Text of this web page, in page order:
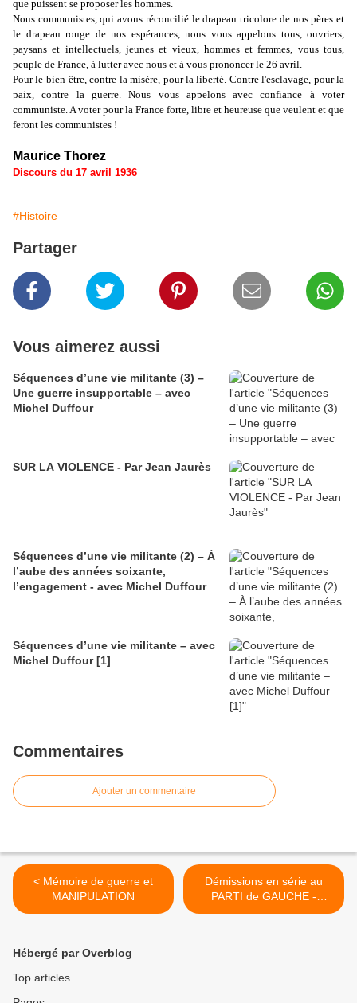
que puissent se proposer les hommes.
Nous communistes, qui avons réconcilié le drapeau tricolore de nos pères et
le drapeau rouge de nos espérances, nous vous appelons tous, ouvriers,
paysans et intellectuels, jeunes et vieux, hommes et femmes, vous tous,
peuple de France, à lutter avec nous et à vous prononcer le 26 avril.
Pour le bien-être, contre la misère, pour la liberté. Contre l'esclavage, pour la
paix, contre la guerre. Nous vous appelons avec confiance à voter
communiste. A voter pour la France forte, libre et heureuse que veulent et que
feront les communistes !
Maurice Thorez
Discours du 17 avril 1936
#Histoire
Partager
Vous aimerez aussi
Séquences d’une vie militante (3) –
Une guerre insupportable – avec
Michel Duffour
SUR LA VIOLENCE - Par Jean Jaurès
Séquences d’une vie militante (2) – À
l’aube des années soixante,
l’engagement - avec Michel Duffour
Séquences d’une vie militante – avec
Michel Duffour [1]
Commentaires
Ajouter un commentaire
< Mémoire de guerre et
MANIPULATION
Démissions en série au
PARTI de GAUCHE -
"Corinne nous quitte" : un
Hébergé par Overblog
Top articles